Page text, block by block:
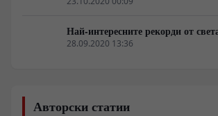
Най-интересните рекорди от
28.09.2020 13:36
Авторски статии